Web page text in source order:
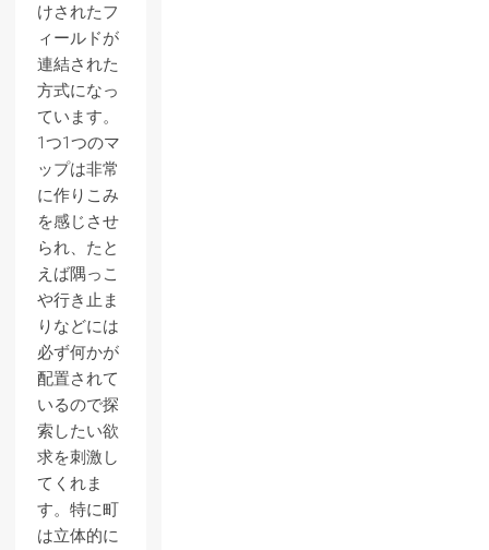
けされたフ
ィールドが
連結された
方式になっ
ています。
1つ1つのマ
ップは非常
に作りこみ
を感じさせ
られ、たと
えば隅っこ
や行き止ま
りなどには
必ず何かが
配置されて
いるので探
索したい欲
求を刺激し
てくれま
す。特に町
は立体的に